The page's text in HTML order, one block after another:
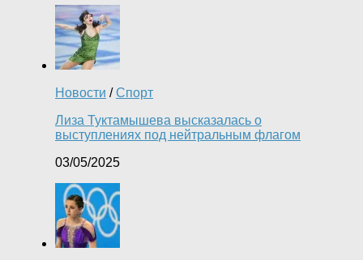
Новости /Спорт
Лиза Туктамышева высказалась о
выступлениях под нейтральным флагом
03/05/2025